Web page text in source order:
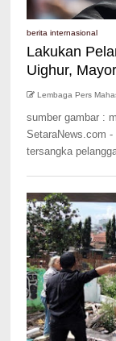
berita internasional
Lakukan
Uighur,
Lembaga Pers
sumber gambar :
SetaraNews.com -
tersangka